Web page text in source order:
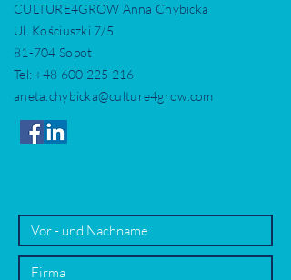
CULTURE4GROW Anna Chybicka
Ul. Kościuszki 7/5
81-704 Sopot
Tel:+48 600 225 216
aneta.chybicka@culture4grow.com